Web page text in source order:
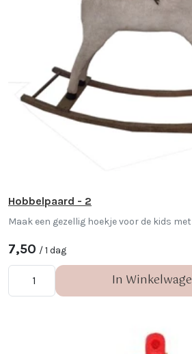
Hobbelpaard - 2
Maak een gezellig hoekje voor de kids
7,50 / 1 dag
In